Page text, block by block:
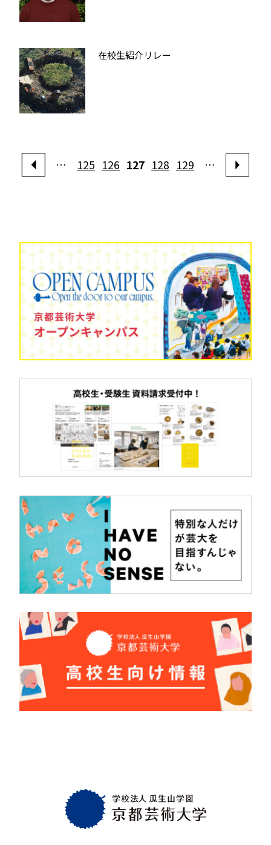
在校生紹介リレー
… 125 126 127 128 129 …